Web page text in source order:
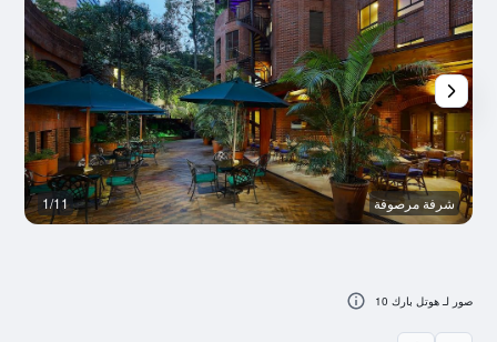
شرفة مرصوفة 1/11
صور لـ هوتل بارك 10